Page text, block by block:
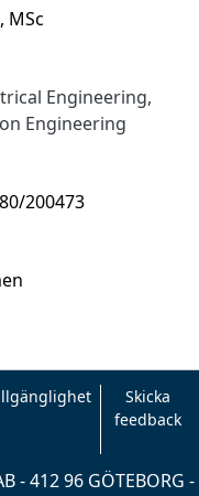
MSc
Engineering,
Engineering
200473
Skicka
feedback
- 412 96 GÖTEBORG -